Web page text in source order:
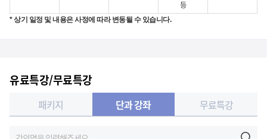
등
* 상기 일정 및 내용은 사정에 따라 변동될 수 있습니다.
유료특강/무료특강
패키지 단과 강좌 무료특강